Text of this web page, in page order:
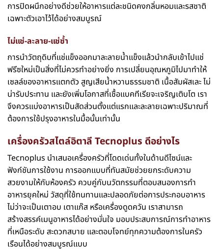
การปิดผนึกอย่างดีช่วยให้อาหารแต่ละชนิดคงกลิ่นหอมและรสชาติ
เฉพาะตัวเอาไว้ได้อย่างสมบูรณ์
ไม่แช่-ละลาย-แช่ซ้ำ
การนำวัตถุดิบที่แช่แข็งออกมาละลายน้ำแข็งแล้วนำกลับเข้าไปแช่
ฟรีซใหม่เป็นสิ่งที่ไม่ควรทำอย่างยิ่ง การเปลี่ยนอุณหภูมิไปมาทำให้
เซลล์ของอาหารแตกตัว สูญเสียน้ำหวานธรรมชาติ เนื้อสัมผัสเละ ไม่
น่ารับประทาน และยังเพิ่มโอกาสที่เชื้อแบคทีเรียจะเจริญเติบโต เรา
จึงควรแบ่งอาหารเป็นสัดส่วนตั้งแต่แรกและละลายเฉพาะปริมาณที่
ต้องการใช้ปรุงอาหารในมื้อนั้นเท่านั้น
เครื่องครัวสไตล์อิตาลี Tecnoplus ดีอย่างไร
Tecnoplus นำเสนอเครื่องครัวที่โดดเด่นทั้งในด้านดีไซน์และ
ฟังก์ชันการใช้งาน การออกแบบที่ทันสมัยช่วยยกระดับความ
สวยงามให้กับห้องครัว ควบคู่กับนวัตกรรมที่ตอบสนองการทำ
อาหารยุคใหม่ วัสดุที่ใช้ทนทานและปลอดภัยต่อการประกอบอาหาร
ไม่ว่าจะเป็นเตาอบ เตาแก๊ส หรือเครื่องดูดควัน เราสามารถ
สร้างสรรค์เมนูอาหารได้อย่างมั่นใจ มอบประสบการณ์การทำอาหาร
ที่เหนือระดับ สะดวกสบาย และตอบโจทย์ทุกความต้องการในครัว
เรือนได้อย่างสมบูรณ์แบบ